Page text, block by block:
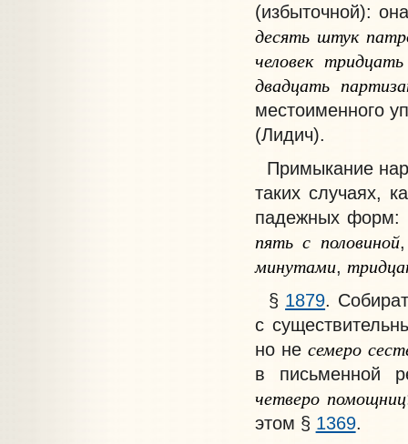
(избыточной):
десять штук
человек тридцать
двадцать
местоименного
(Лидич).
Примыкание
таких случаях,
падежных форм:
пять с половиной
минутами,
§ 1879.
с
но не семеро
в письменной
четверо помощниц
этом § 1369.